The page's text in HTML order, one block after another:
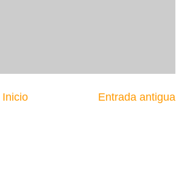
Entrada antigua
Inicio